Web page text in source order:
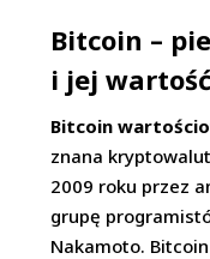
Bitcoin –
i jej wartość
Bitcoin
znana
2009 roku przez
grupę
Nakamoto.